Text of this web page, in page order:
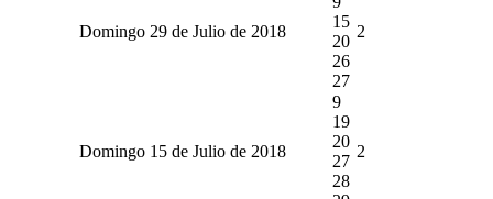
Domingo 29 de Julio de 2018
15
20
26
27
2
Domingo 15 de Julio de 2018
9
19
20
27
28
2